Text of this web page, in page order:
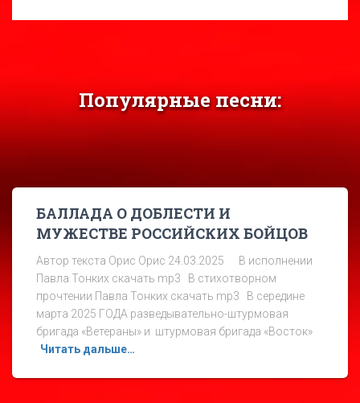
Популярные песни:
БАЛЛАДА О ДОБЛЕСТИ И
МУЖЕСТВЕ РОССИЙСКИХ БОЙЦОВ
Автор текста Орис Орис 24.03.2025 В исполнении
Павла Тонких скачать mp3 В стихотворном
прочтении Павла Тонких скачать mp3 В середине
марта 2025 ГОДА разведывательно-штурмовая
бригада «Ветераны» и штурмовая бригада «Восток»
Читать дальше…